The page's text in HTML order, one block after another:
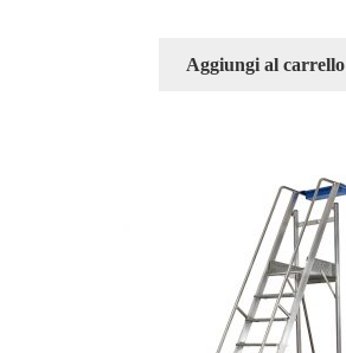
Aggiungi al carrello